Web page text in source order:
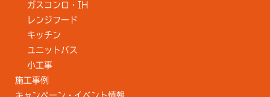
ガスコンロ・IH
レンジフード
キッチン
ユニットバス
小工事
施工事例
キャンペーン・イベント情報